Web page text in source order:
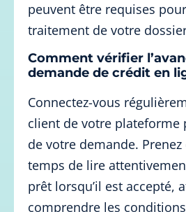
peuvent être requises
traitement de votre
Comment vérifier
demande de crédit en
Connectez-vous
client de votre plateforme
de votre demande.
temps de lire
prêt lorsqu’il est accepté,
comprendre les